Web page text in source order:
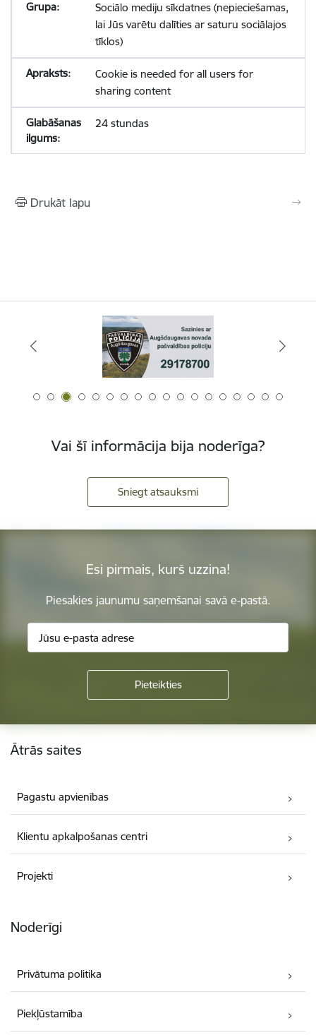
Sociālo mediju sīkdatnes (nepieciešamas,
lai Jūs varētu dalīties ar saturu sociālajos
tīklos)
Cookie is needed for all users for
sharing content
24 stundas
Drukāt lapu
Vai šī informācija bija noderīga?
Sniegt atsauksmi
Esi pirmais, kurš uzzina!
Piesakies jaunumu saņemšanai savā e-pastā.
Kājene
Ātrās saites
Pagastu apvienības
Klientu apkalpošanas centri
Projekti
Noderīgi
Privātuma politika
Piekļūstamība